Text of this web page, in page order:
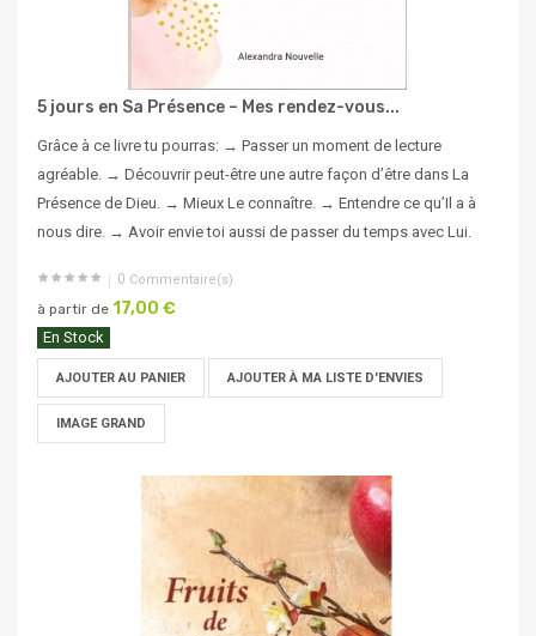
5 jours en Sa Présence – Mes rendez-vous...
Grâce à ce livre tu pourras: → Passer un moment de lecture
agréable. → Découvrir peut-être une autre façon d’être dans La
Présence de Dieu. → Mieux Le connaître. → Entendre ce qu’Il a à
nous dire. → Avoir envie toi aussi de passer du temps avec Lui.
0 Commentaire(s)
à partir de 17,00 €
En Stock
AJOUTER AU PANIER AJOUTER À MA LISTE D'ENVIES
IMAGE GRAND